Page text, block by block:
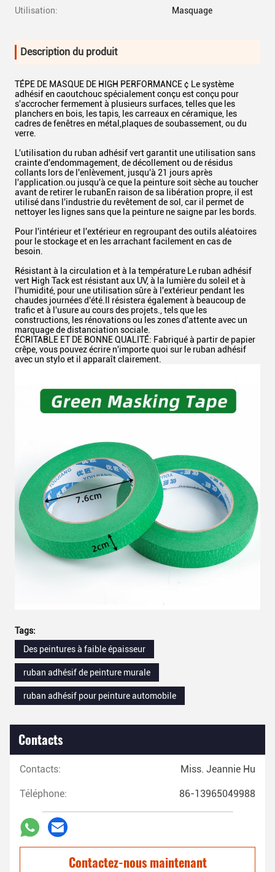
Utilisation: Masquage
Description du produit
TÉPE DE MASQUE DE HIGH PERFORMANCE ¢ Le système
adhésif en caoutchouc spécialement conçu est conçu pour
s'accrocher fermement à plusieurs surfaces, telles que les
planchers en bois, les tapis, les carreaux en céramique, les
cadres de fenêtres en métal,plaques de soubassement, ou du
verre.
L'utilisation du ruban adhésif vert garantit une utilisation sans
crainte d'endommagement, de décollement ou de résidus
collants lors de l'enlèvement, jusqu'à 21 jours après
l'application.ou jusqu'à ce que la peinture soit sèche au toucher
avant de retirer le rubanEn raison de sa libération propre, il est
utilisé dans l'industrie du revêtement de sol, car il permet de
nettoyer les lignes sans que la peinture ne saigne par les bords.
Pour l'intérieur et l'extérieur en regroupant des outils aléatoires
pour le stockage et en les arrachant facilement en cas de
besoin.
Résistant à la circulation et à la température Le ruban adhésif
vert High Tack est résistant aux UV, à la lumière du soleil et à
l'humidité, pour une utilisation sûre à l'extérieur pendant les
chaudes journées d'été.Il résistera également à beaucoup de
trafic et à l'usure au cours des projets., tels que les
constructions, les rénovations ou les zones d'attente avec un
marquage de distanciation sociale.
ÉCRITABLE ET DE BONNE QUALITÉ: Fabriqué à partir de papier
crêpe, vous pouvez écrire n'importe quoi sur le ruban adhésif
avec un stylo et il apparaît clairement.
Tags:
Des peintures à faible épaisseur
ruban adhésif de peinture murale
ruban adhésif pour peinture automobile
Contacts
Contacts: Miss. Jeannie Hu
Téléphone: 86-13965049988
Contactez-nous maintenant